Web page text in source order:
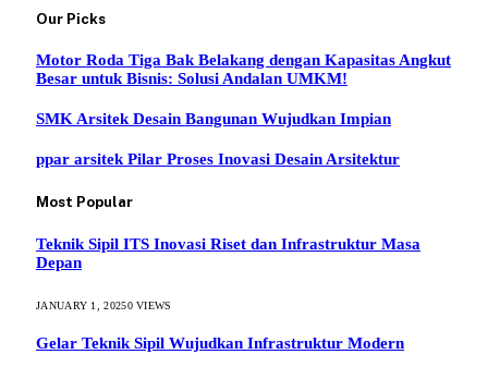
Our Picks
Motor Roda Tiga Bak Belakang dengan Kapasitas Angkut
Besar untuk Bisnis: Solusi Andalan UMKM!
SMK Arsitek Desain Bangunan Wujudkan Impian
ppar arsitek Pilar Proses Inovasi Desain Arsitektur
Most Popular
Teknik Sipil ITS Inovasi Riset dan Infrastruktur Masa
Depan
JANUARY 1, 20250VIEWS
Gelar Teknik Sipil Wujudkan Infrastruktur Modern